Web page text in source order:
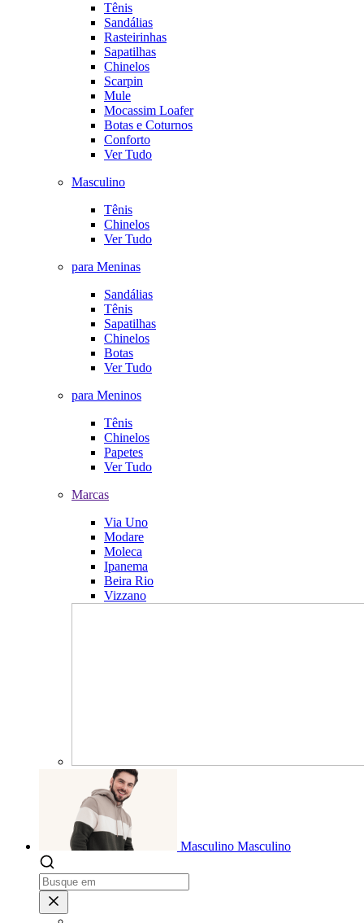
Tênis
Sandálias
Rasteirinhas
Sapatilhas
Chinelos
Scarpin
Mule
Mocassim Loafer
Botas e Coturnos
Conforto
Ver Tudo
Masculino
Tênis
Chinelos
Ver Tudo
para Meninas
Sandálias
Tênis
Sapatilhas
Chinelos
Botas
Ver Tudo
para Meninos
Tênis
Chinelos
Papetes
Ver Tudo
Marcas
Via Uno
Modare
Moleca
Ipanema
Beira Rio
Vizzano
Masculino Masculino